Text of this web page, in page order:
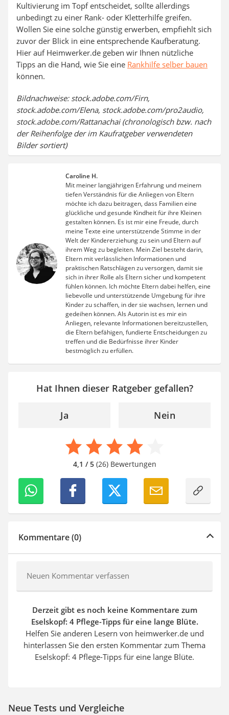
Kultivierung im Topf entscheidet, sollte allerdings
unbedingt zu einer Rank- oder Kletterhilfe greifen.
Wollen Sie eine solche günstig erwerben, empfiehlt sich
zuvor der Blick in eine entsprechende Kaufberatung.
Hier auf Heimwerker.de geben wir Ihnen nützliche
Tipps an die Hand, wie Sie eine Rankhilfe selber bauen
können.
Bildnachweise: stock.adobe.com/Firn,
stock.adobe.com/Elena, stock.adobe.com/pro2audio,
stock.adobe.com/Rattanachai (chronologisch bzw. nach
der Reihenfolge der im Kaufratgeber verwendeten
Bilder sortiert)
Caroline H.
Mit meiner langjährigen Erfahrung und meinem
tiefen Verständnis für die Anliegen von Eltern
möchte ich dazu beitragen, dass Familien eine
glückliche und gesunde Kindheit für ihre Kleinen
gestalten können. Es ist mir eine Freude, durch
meine Texte eine unterstützende Stimme in der
Welt der Kindererziehung zu sein und Eltern auf
ihrem Weg zu begleiten. Mein Ziel besteht darin,
Eltern mit verlässlichen Informationen und
praktischen Ratschlägen zu versorgen, damit sie
sich in ihrer Rolle als Eltern sicher und kompetent
fühlen können. Ich möchte Eltern dabei helfen, eine
liebevolle und unterstützende Umgebung für ihre
Kinder zu schaffen, in der sie wachsen, lernen und
gedeihen können. Als Autorin ist es mir ein
Anliegen, relevante Informationen bereitzustellen,
die Eltern befähigen, fundierte Entscheidungen zu
treffen und die Bedürfnisse ihrer Kinder
bestmöglich zu erfüllen.
Hat Ihnen dieser Ratgeber gefallen?
Ja Nein
4,1 / 5(26) Bewertungen
Kommentare (0)
Neuen Kommentar verfassen
Derzeit gibt es noch keine Kommentare zum
Eselskopf: 4 Pflege-Tipps für eine lange Blüte.
Helfen Sie anderen Lesern von heimwerker.de und
hinterlassen Sie den ersten Kommentar zum Thema
Eselskopf: 4 Pflege-Tipps für eine lange Blüte.
Neue Tests und Vergleiche